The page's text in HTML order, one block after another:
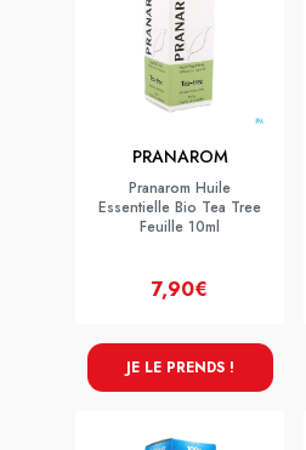
PRANAROM
Pranarom Huile
Essentielle Bio Tea Tree
Feuille 10ml
7,90€
JE LE PRENDS !